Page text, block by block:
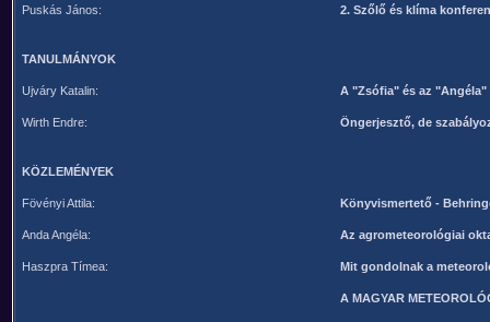
Puskás János: 2. Szőlő és klíma
TANULMÁNYOK
Ujváry Katalin: A "Zsófia" és az
Wirth Endre: Öngerjesztő, de
KÖZLEMÉNYEK
Fövényi Attila: Könyvismertető -
Anda Angéla: Az agrometeorológiai
Haszpra Tímea: Mit gondolnak a
A MAGYAR